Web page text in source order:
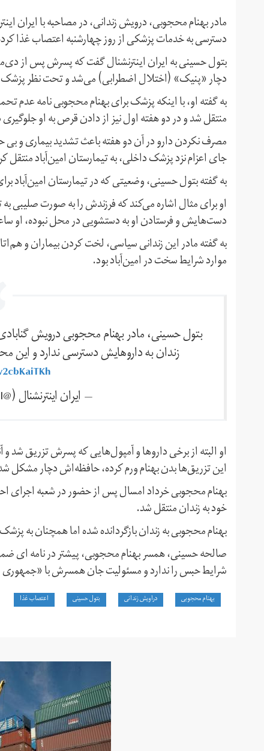
مادر بهنام محجوبی، درویش زندانی، در مصاحبه با ایران
دسترسی به خدمات پزشکی از روز چهارشنبه اعتصاب غذا
دچار «پنیک» (اختلال اضطرابی) می‌شد و تحت نظر
به گفته او، با اینکه پزشک برای بهنام محجوبی نامه عدم
منتقل شد و در دو هفته اول نیز از دادن قرص به او
مصرف نکردن دارو در آن دو هفته باعث تشدید بیماری و
جای اعزام نزد پزشک داخلی، به تیمارستان امین‌آباد منتقل
به گفته بتول حسینی، وضعیتی که در تیمارستان امین‌آباد
او برای مثال اشاره می‌کند که فرزندش را به صورت صلیبی
دست‌هایش و فرستادن او به دستشویی در محل نبوده،
به گفته مادر این زندانی سیاسی، لخت کردن بیماران و
موارد شرایط سخت در امین‌آباد بود.
بتول حسینی، مادر بهنام محجوبی درویش
زندان به داروهایش دسترسی ندارد و
— ايران اينترنشنال (@IranIntl)
او البته از برخی داروها و آمپول‌هایی که پسرش تزریق شد
این تزریق‌ها بدن بهنام ورم کرده، حافظه‌اش دچار
بهنام محجوبی خرداد امسال پس از حضور در شعبه
خود به زندان منتقل شد.
بهنام محجوبی به زندان بازگردانده شده اما همچنان به
صالحه حسینی، همسر بهنام محجوبی، پیشتر در نامه ای
شرایط حبس را ندارد و مسئولیت جان همسرش با
بهنام محجوبی دراویش زندانی بتول حسینی اعتصاب غذا